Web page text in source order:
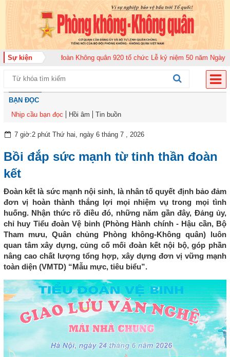
Sự kiệnTrung đoàn Không quân 920 tổ chức Lễ kỷ niệm 50 năm Ngày
BẠN ĐỌC
Nhịp cầu bạn đọc
Hồi âm Tin buồn
7 giờ:2 phút Thứ hai, ngày 6 tháng 7 , 2026
Bồi đắp sức mạnh từ tinh thần đoàn
kết
Đoàn kết là sức mạnh nội sinh, là nhân tố quyết định bảo đảm
đơn vị hoàn thành thắng lợi mọi nhiệm vụ trong mọi tình
huống. Nhận thức rõ điều đó, những năm gần đây, Đảng ủy,
chỉ huy Tiểu đoàn Vệ binh (Phòng Hành chính - Hậu cần, Bộ
Tham mưu, Quân chủng Phòng không-Không quân) luôn
quan tâm xây dựng, củng cố mối đoàn kết nội bộ, góp phần
nâng cao chất lượng tổng hợp, xây dựng đơn vị vững mạnh
toàn diện (VMTD) “Mẫu mực, tiêu biểu”.